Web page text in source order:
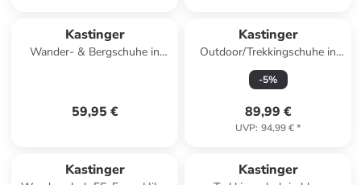
Kastinger
Wander- & Bergschuhe in
59,95 €
Kastinger
Outdoor/Trekkingschuhe in
Rot
-5%
89,99 €
UVP: 94,99 €*
Kastinger Kastinger